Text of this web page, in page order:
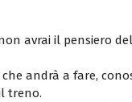
avrai il pensiero
andrà a fare,
treno.